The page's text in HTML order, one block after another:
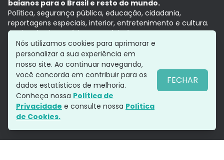
baianos para o Brasil e resto do mundo.
Política, segurança pública, educação, cidadania,
reportagens especiais, interior, entretenimento e cultura.
Aqui, tudo vira notícia e a notícia é no tempo presente,
com a credibilidade do Grupo Aratu.
Grupo Aratu
Política de privacidade
Siga-nos
Nós utilizamos cookies para aprimorar e
personalizar a sua experiência em
nosso site. Ao continuar navegando,
você concorda em contribuir para os
dados estatísticos de melhoria.
Conheça nossa Política de
Privacidade e consulte nossa Política
de Cookies.
FECHAR